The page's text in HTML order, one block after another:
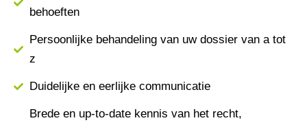
behoeften
Persoonlijke behandeling van uw dossier van a tot
z
Duidelijke en eerlijke communicatie
Brede en up-to-date kennis van het recht,